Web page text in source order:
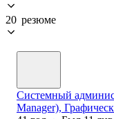
20 резюме
Системный
Manager),